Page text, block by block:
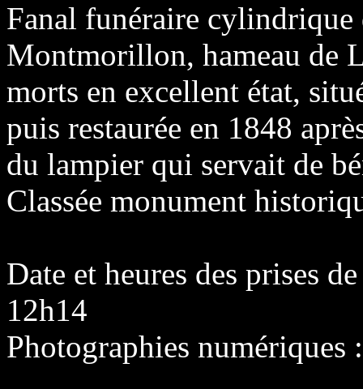
Fanal funéraire
Montmorillon, hameau de
morts en excellent état,
puis restaurée en 1848
du lampier qui servait de
Classée monument
Date et heures des prises
12h14
Photographies numériques